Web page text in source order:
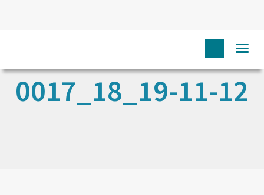
0017_18_19-11-12